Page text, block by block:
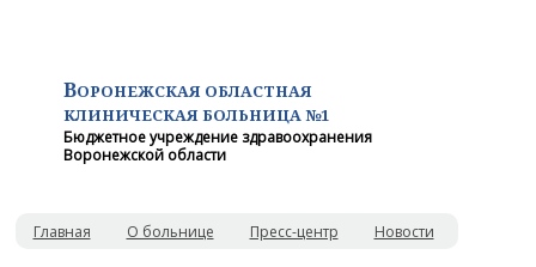
ВОРОНЕЖСКАЯ ОБЛАСТНАЯ
КЛИНИЧЕСКАЯ БОЛЬНИЦА №1
Бюджетное учреждение здравоохранения
Воронежской области
Главная О больнице Пресс-центр Новости